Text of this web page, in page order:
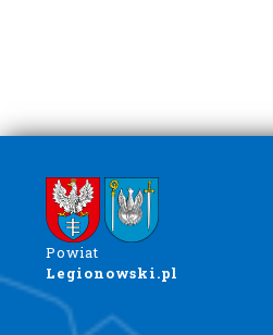
Powiat
Legionowski.pl